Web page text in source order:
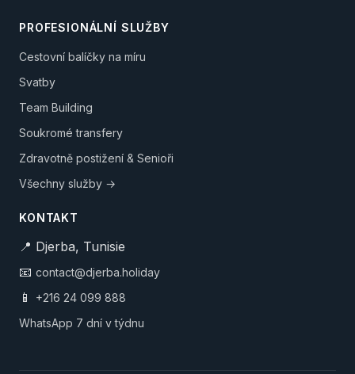
PROFESIONÁLNÍ SLUŽBY
Cestovní balíčky na míru
Svatby
Team Building
Soukromé transfery
Zdravotně postižení & Senioři
Všechny služby →
KONTAKT
📍 Djerba, Tunisie
📧 contact@djerba.holiday
📱
+216 24 099 888
WhatsApp 7 dní v týdnu